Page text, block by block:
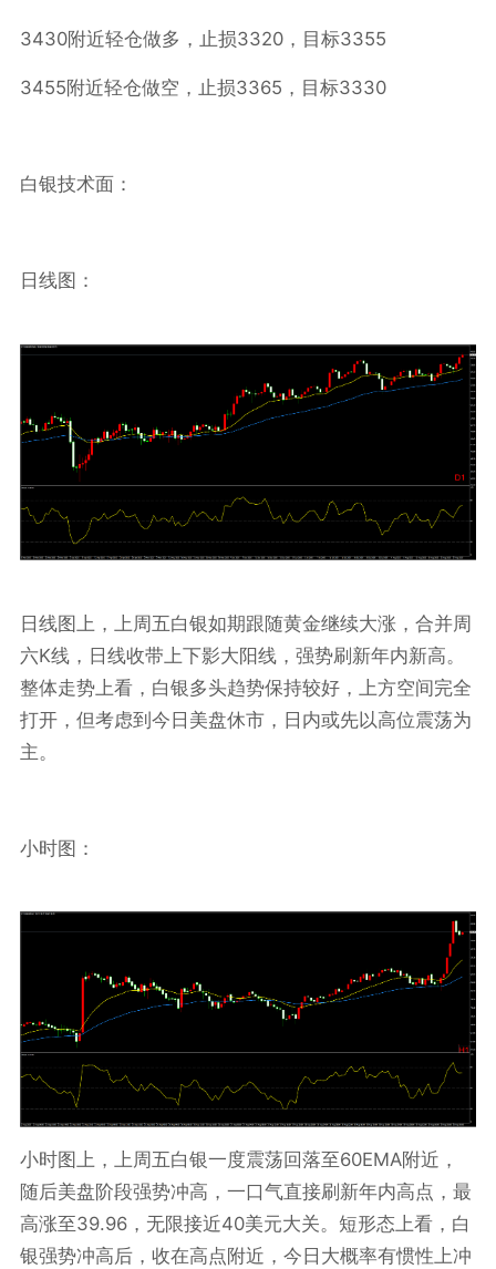
3430附近轻仓做多，止损3320，目标3355
3455 附近轻仓做空，止损3365 ，目标3330
白银技术面：
日线图：
日线图上，上周五白银如期跟随黄金继续大涨，合并周
六K线，日线收带上下影大阳线，强势刷新年内新高。
整体走势上看，白银多头趋势保持较好，上方空间完全
打开，但考虑到今日美盘休市，日内或先以高位震荡为
主。
小时图：
小时图上，上周五白银一度震荡回落至60EMA附近，
随后美盘阶段强势冲高，一口气直接刷新年内高点，最
高涨至39.96，无限接近40美元大关。短形态上看，白
银强势冲高后，收在高点附近，今日大概率有惯性上冲